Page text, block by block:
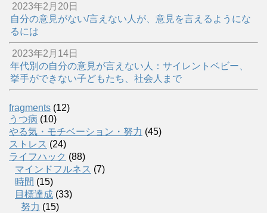
2023年2月20日
自分の意見がない/言えない人が、意見を言えるようにな
るには
2023年2月14日
年代別の自分の意見が言えない人：サイレントベビー、
挙手ができない子どもたち、社会人まで
fragments (12)
うつ病 (10)
やる気・モチベーション・努力 (45)
ストレス (24)
ライフハック (88)
マインドフルネス (7)
時間 (15)
目標達成 (33)
努力 (15)